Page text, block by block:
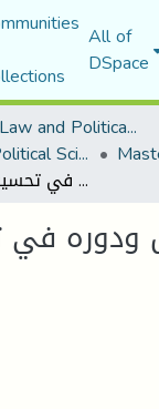
All of
DSpace
Faculty of Law and Political Science
Department of Political Sciences
الاتصال ودوره في تحسين الاداء الوظيفي
ودوره في